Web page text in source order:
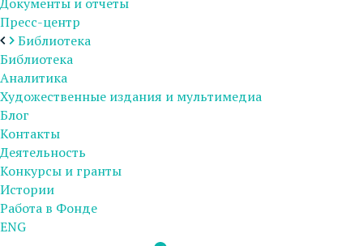
Пресс-центр
Библиотека
Библиотека
Аналитика
Художественные издания и мультимедиа
Блог
Контакты
Деятельность
Конкурсы и гранты
Истории
Работа в Фонде
ENG